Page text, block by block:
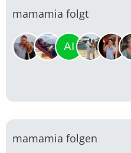
mamamia folgt
mamamia folgen